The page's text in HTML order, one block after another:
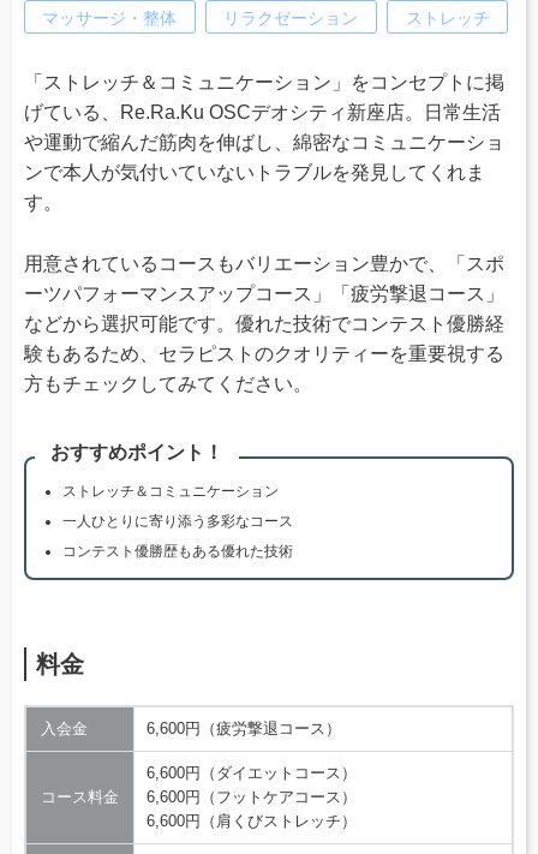
マッサージ・整体 リラクゼーション ストレッチ
「ストレッチ＆コミュニケーション」をコンセプトに掲
げている、Re.Ra.Ku OSCデオシティ新座店。日常生活
や運動で縮んだ筋肉を伸ばし、綿密なコミュニケーショ
ンで本人が気付いていないトラブルを発見してくれま
す。
用意されているコースもバリエーション豊かで、「スポ
ーツパフォーマンスアップコース」「疲労撃退コース」
などから選択可能です。優れた技術でコンテスト優勝経
験もあるため、セラピストのクオリティーを重要視する
方もチェックしてみてください。
おすすめポイント！
ストレッチ＆コミュニケーション
一人ひとりに寄り添う多彩なコース
コンテスト優勝歴もある優れた技術
料金
入会金 6,600円（疲労撃退コース）
コース料金
6,600円（ダイエットコース）
6,600円（フットケアコース）
6,600円（肩くびストレッチ）